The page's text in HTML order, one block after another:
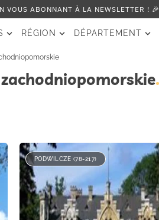
VOUS ABONNANT À LA NEWSLETTER ! 🎉
RÉGION DÉPARTEMENT
PODWILCZE (78-217)